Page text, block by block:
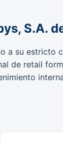
S.A.
su estricto
de retail